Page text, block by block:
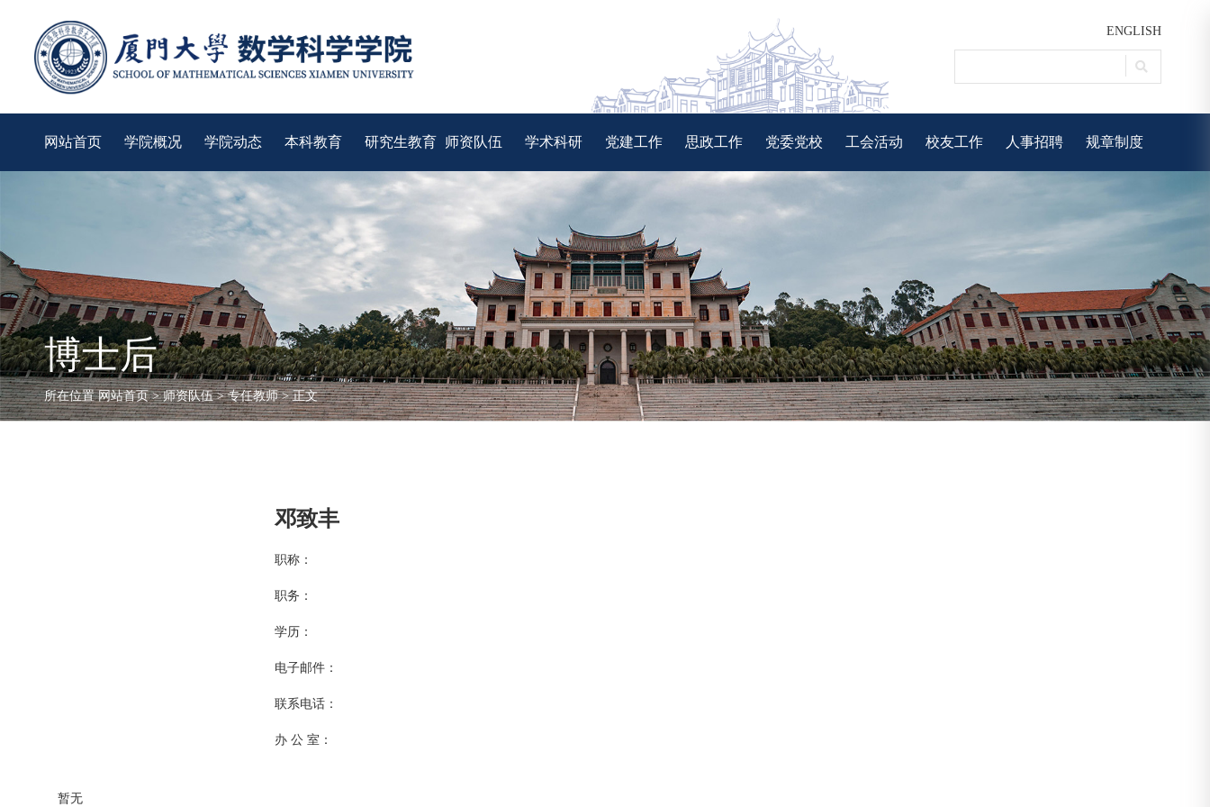
ENGLISH
网站首页 学院概况 学院动态 本科教育 研究生教育 师资队伍 学术科研 党建工作 思政工作 党委党校 工会活动 校友工作 人事招聘 规章制度
博士后
所在位置网站首页>师资队伍>专任教师> 正文
邓致丰
职称：
职务：
学历：
电子邮件：
联系电话：
办 公 室：
暂无